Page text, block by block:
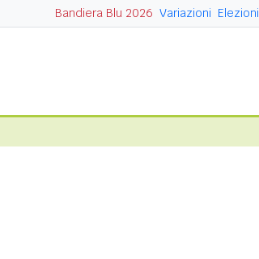
Bandiera Blu 2026 Variazioni Elezioni